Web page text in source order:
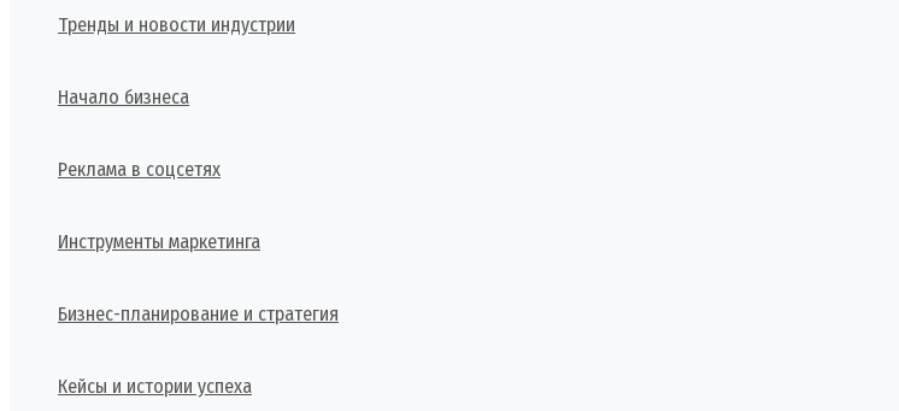
Тренды и новости индустрии
Начало бизнеса
Реклама в соцсетях
Инструменты маркетинга
Бизнес-планирование и стратегия
Кейсы и истории успеха